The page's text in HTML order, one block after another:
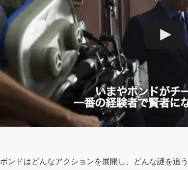
ボンドはどんなアクションを展開し、どんな謎を追